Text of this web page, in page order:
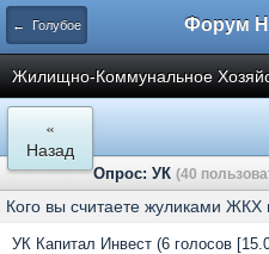
← Голубое
Жилищно-Коммунальное
«
Назад
Опрос: УК (40
Кого вы считаете жуликами ЖКХ
УК Капитал Инвест (6 голосов